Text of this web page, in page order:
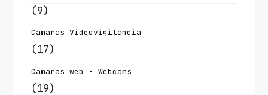
(9)
Camaras Videovigilancia
(17)
Camaras web - Webcams
(19)